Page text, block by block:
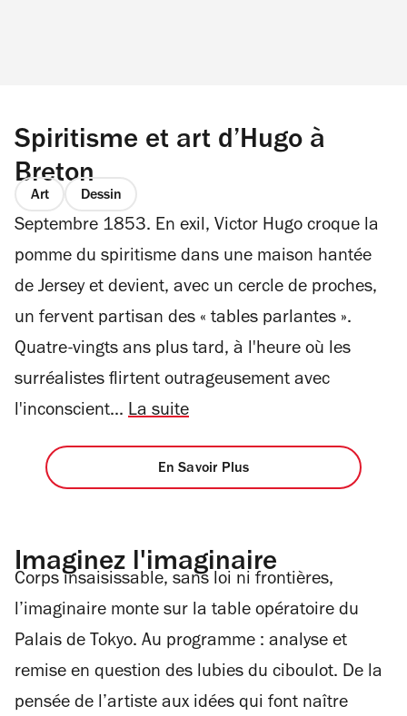
Spiritisme et art d’Hugo à
Breton
Art Dessin
Septembre 1853. En exil, Victor Hugo croque la
pomme du spiritisme dans une maison hantée
de Jersey et devient, avec un cercle de proches,
un fervent partisan des « tables parlantes ».
Quatre-vingts ans plus tard, à l'heure où les
surréalistes flirtent outrageusement avec
l'inconscient... La suite
En Savoir Plus
Imaginez l'imaginaire
Corps insaisissable, sans loi ni frontières,
l’imaginaire monte sur la table opératoire du
Palais de Tokyo. Au programme : analyse et
remise en question des lubies du ciboulot. De la
pensée de l’artiste aux idées qui font naître